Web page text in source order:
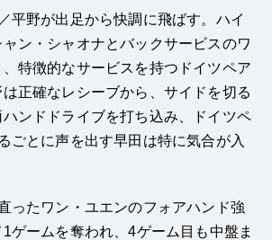
平野が出足から快調に飛ばす。ハイ
ャン・シャオナとバックサービスのワ
特徴的なサービスを持つドイツペア
正確なレシーブから、サイドを切る
ンドドライブを打ち込み、ドイツペ
ごとに声を出す早田は特に気合が入
ったワン・ユエンのフォアハンド強
ゲームを奪われ、4ゲーム目も中盤ま